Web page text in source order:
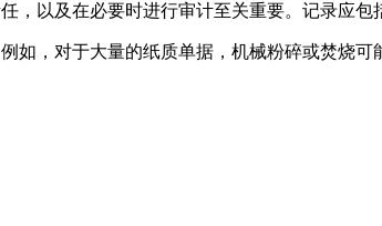
以及在必要时进行审计至关重要。记录应包
如，对于大量的纸质单据，机械粉碎或焚烧